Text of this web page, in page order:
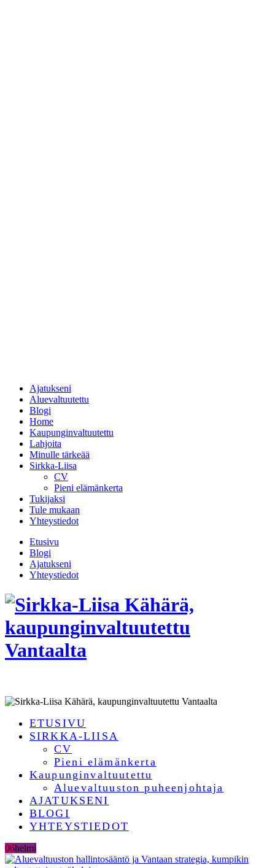
Ajatukseni
Aluevaltuutettu
Blogi
Home
Kaupunginvaltuutettu
Lahjoita
Minulle tärkeää
Sirkka-Liisa
CV
Pieni elämänkerta
Tukijaksi
Tule mukaan
Yhteystiedot
Etusivu
Blogi
Ajatukseni
Yhteystiedot
ETUSIVU
SIRKKA-LIISA
CV
Pieni elämänkerta
Kaupunginvaltuutettu
Aluevaltuuston puheenjohtaja
AJATUKSENI
BLOGI
YHTEYSTIEDOT
06helmi